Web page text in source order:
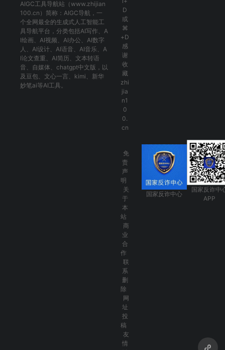
AIGC工具导航站（www.zhijian
100.cn）简称： AIGC导航 ，一
个全网最全的生成式人工智能工
具导航平台，分类包括AI写作 、 A
I绘画 、 AI视频 、 AI办公 、 AI数字
人 、 AI设计、 AI语音、 AI音乐、 A
I论文查重 、 AI简历 、 文本转语
音、 自媒体 、 chatgpt中文版 ，以
及 豆包、 文心一言 、 kimi 、 新华
妙笔ai等AI工具。
D
或
⌘
+D
感
谢
收
藏
zhi
jia
n1
0
0.
cn
免
责
声
明
关
于
本
站
商
业
合
作
联
系
删
除
网
址
投
稿
友
情
国家反诈中心
国家反诈中
APP